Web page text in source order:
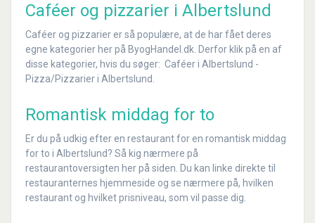
Caféer og pizzarier i Albertslund
Caféer og pizzarier er så populære, at de har fået deres
egne kategorier her på ByogHandel.dk. Derfor klik på en af
disse kategorier, hvis du søger: Caféer i Albertslund -
Pizza/Pizzarier i Albertslund.
Romantisk middag for to
Er du på udkig efter en restaurant for en romantisk middag
for to i Albertslund? Så kig nærmere på
restaurantoversigten her på siden. Du kan linke direkte til
restauranternes hjemmeside og se nærmere på, hvilken
restaurant og hvilket prisniveau, som vil passe dig.